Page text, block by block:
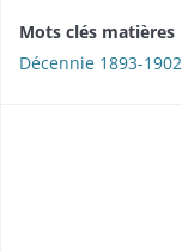
Mots clés matières
Décennie 1893-1902